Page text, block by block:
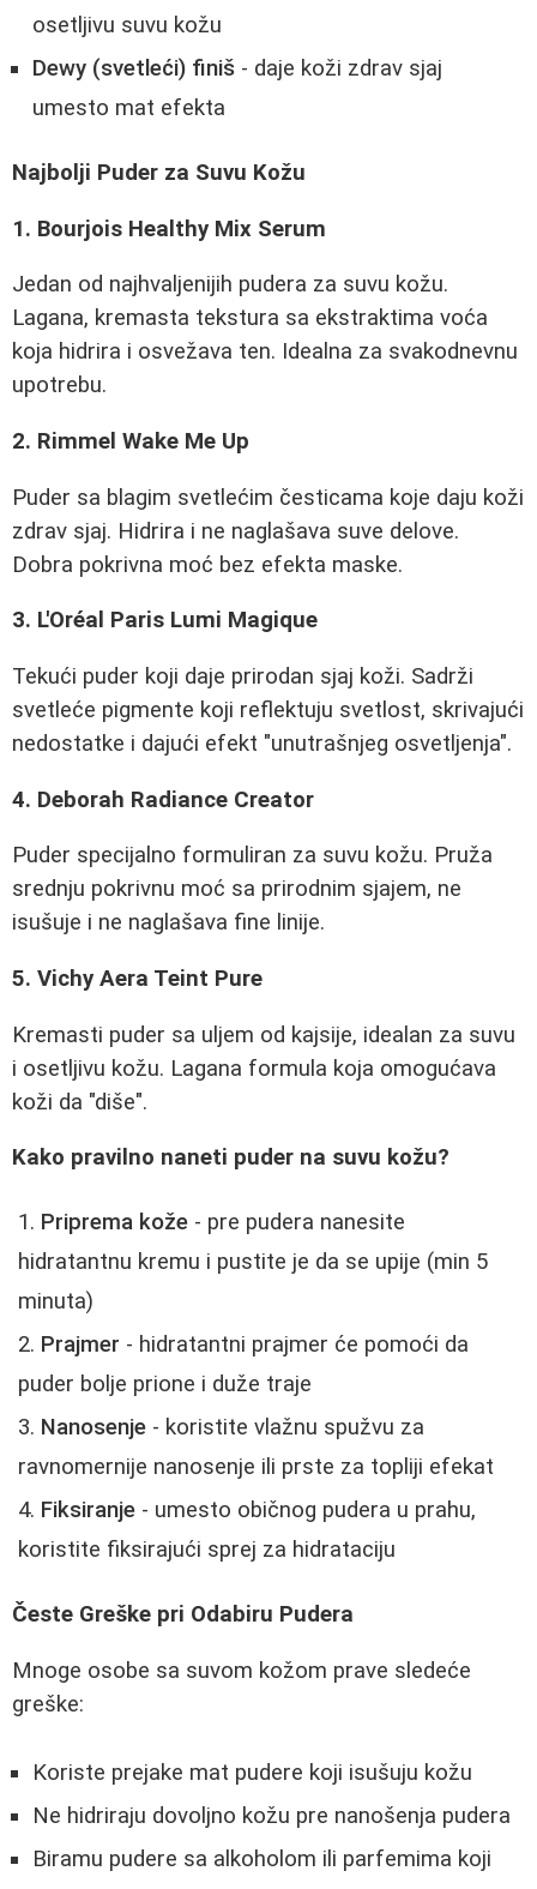
osetljivu suvu kožu
Dewy (svetleći) finiš - daje koži zdrav sjaj
umesto mat efekta
Najbolji Puder za Suvu Kožu
1. Bourjois Healthy Mix Serum
Jedan od najhvaljenijih pudera za suvu kožu.
Lagana, kremasta tekstura sa ekstraktima voća
koja hidrira i osvežava ten. Idealna za svakodnevnu
upotrebu.
2. Rimmel Wake Me Up
Puder sa blagim svetlećim česticama koje daju koži
zdrav sjaj. Hidrira i ne naglašava suve delove.
Dobra pokrivna moć bez efekta maske.
3. L'Oréal Paris Lumi Magique
Tekući puder koji daje prirodan sjaj koži. Sadrži
svetleće pigmente koji reflektuju svetlost, skrivajući
nedostatke i dajući efekt "unutrašnjeg osvetljenja".
4. Deborah Radiance Creator
Puder specijalno formuliran za suvu kožu. Pruža
srednju pokrivnu moć sa prirodnim sjajem, ne
isušuje i ne naglašava fine linije.
5. Vichy Aera Teint Pure
Kremasti puder sa uljem od kajsije, idealan za suvu
i osetljivu kožu. Lagana formula koja omogućava
koži da "diše".
Kako pravilno naneti puder na suvu kožu?
Priprema kože - pre pudera nanesite
hidratantnu kremu i pustite je da se upije (min 5
minuta)
Prajmer - hidratantni prajmer će pomoći da
puder bolje prione i duže traje
Nanosenje - koristite vlažnu spužvu za
ravnomernije nanosenje ili prste za topliji efekat
Fiksiranje - umesto običnog pudera u prahu,
koristite fiksirajući sprej za hidrataciju
Česte Greške pri Odabiru Pudera
Mnoge osobe sa suvom kožom prave sledeće
greške:
Koriste prejake mat pudere koji isušuju kožu
Ne hidriraju dovoljno kožu pre nanošenja pudera
Biramu pudere sa alkoholom ili parfemima koji